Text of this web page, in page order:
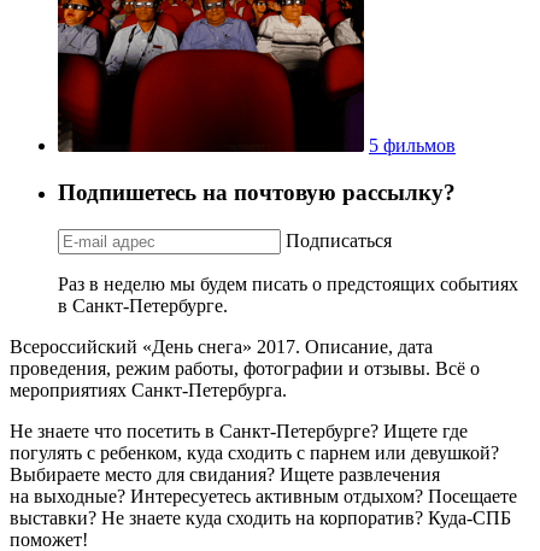
5 фильмов
Подпишетесь на почтовую рассылку?
Подписаться
Раз в неделю мы будем писать о предстоящих событиях
в Санкт-Петербурге.
Всероссийский «День снега» 2017. Описание, дата
проведения, режим работы, фотографии и отзывы. Всё о
мероприятиях Санкт-Петербурга.
Не знаете что посетить в Санкт-Петербурге? Ищете где
погулять с ребенком, куда сходить с парнем или девушкой?
Выбираете место для свидания? Ищете развлечения
на выходные? Интересуетесь активным отдыхом? Посещаете
выставки? Не знаете куда сходить на корпоратив? Куда-СПБ
поможет!